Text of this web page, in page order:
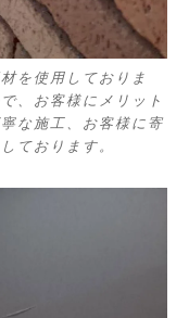
を使用しておりま
、お客様にメリット
な施工、お客様に寄
ております。